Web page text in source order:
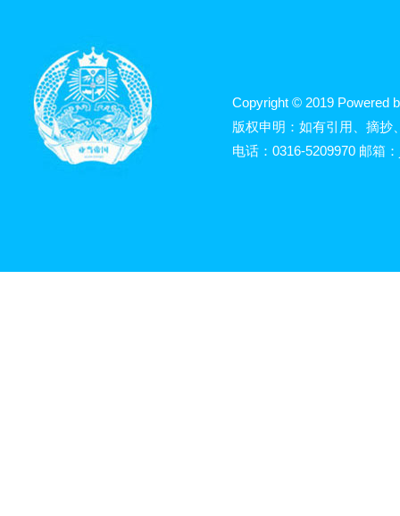
Copyright © 2019 Powered
版权申明：如有引用、摘抄
电话：0316-5209970 邮箱